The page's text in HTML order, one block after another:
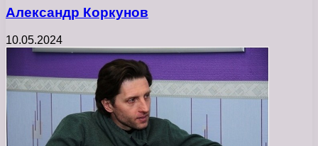
Александр Коркунов
10.05.2024